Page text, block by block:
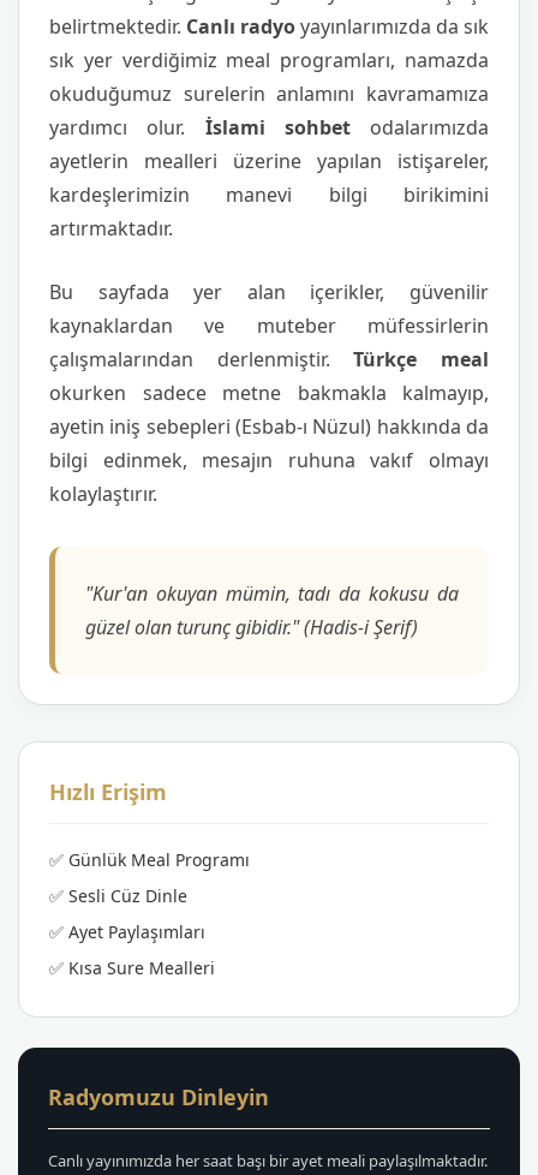
belirtmektedir. Canlı radyoyayınlarımızda da sık
sık yer verdiğimiz meal programları, namazda
okuduğumuz surelerin anlamını kavramamıza
yardımcı olur. İslami sohbetodalarımızda
ayetlerin mealleri üzerine yapılan istişareler,
kardeşlerimizin manevi bilgi birikimini
artırmaktadır.
Bu sayfada yer alan içerikler, güvenilir
kaynaklardan ve muteber müfessirlerin
çalışmalarından derlenmiştir.Türkçe meal
okurken sadece metne bakmakla kalmayıp,
ayetin iniş sebepleri (Esbab-ı Nüzul) hakkında da
bilgi edinmek, mesajın ruhuna vakıf olmayı
kolaylaştırır.
"Kur'an okuyan mümin, tadı da kokusu da
güzel olan turunç gibidir." (Hadis-i Şerif)
Hızlı Erişim
✅ Günlük Meal Programı
✅ Sesli Cüz Dinle
✅ Ayet Paylaşımları
✅ Kısa Sure Mealleri
Radyomuzu Dinleyin
Canlı yayınımızda her saat başı bir ayet meali paylaşılmaktadır.